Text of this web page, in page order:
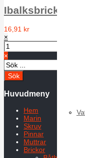
Ibalksbricka
16,91 kr
×
×
Huvudmeny
Hem
Marin
Skruv
Pinnar
Muttrar
Brickor